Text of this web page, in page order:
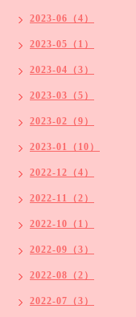
2023-06（4）
2023-05（1）
2023-04（3）
2023-03（5）
2023-02（9）
2023-01（10）
2022-12（4）
2022-11（2）
2022-10（1）
2022-09（3）
2022-08（2）
2022-07（3）